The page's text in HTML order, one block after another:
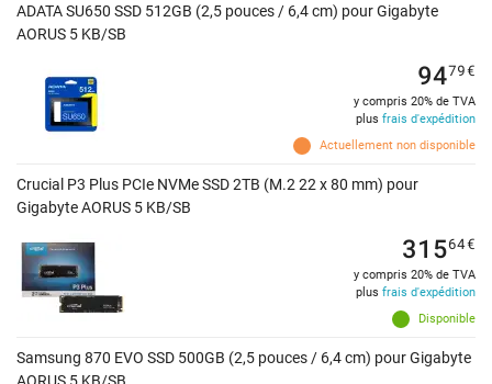
ADATA SU650 SSD 512GB (2,5 pouces / 6,4 cm) pour Gigabyte
AORUS 5 KB/SB
Actuellement non disponible
9479€
y compris 20% de TVA
plus frais d'expédition
Crucial P3 Plus PCIe NVMe SSD 2TB (M.2 22 x 80 mm) pour
Gigabyte AORUS 5 KB/SB
Disponible
31564€
y compris 20% de TVA
plus frais d'expédition
Samsung 870 EVO SSD 500GB (2,5 pouces / 6,4 cm) pour Gigabyte
AORUS 5 KB/SB